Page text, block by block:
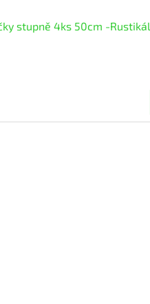
stupně 4ks 50cm -